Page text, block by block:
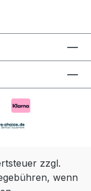
zzgl.
wenn